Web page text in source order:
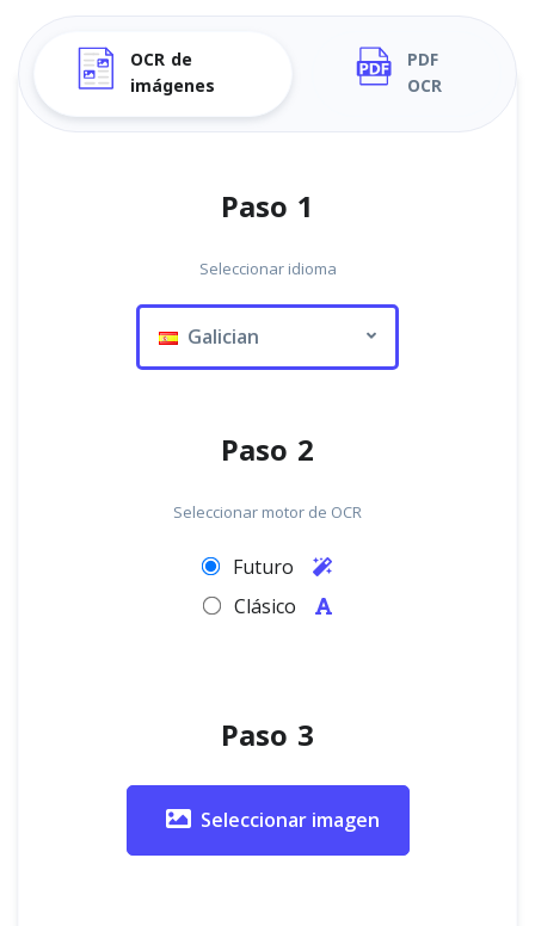
OCR de
imágenes
PDF
OCR
Paso 1
Seleccionar idioma
Galician
Paso 2
Seleccionar motor de OCR
Futuro
Clásico
Paso 3
Seleccionar imagen